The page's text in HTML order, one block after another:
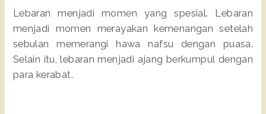
Lebaran menjadi momen yang spesial. Lebaran
menjadi momen merayakan kemenangan setelah
sebulan memerangi hawa nafsu dengan puasa.
Selain itu, lebaran menjadi ajang berkumpul dengan
para kerabat.